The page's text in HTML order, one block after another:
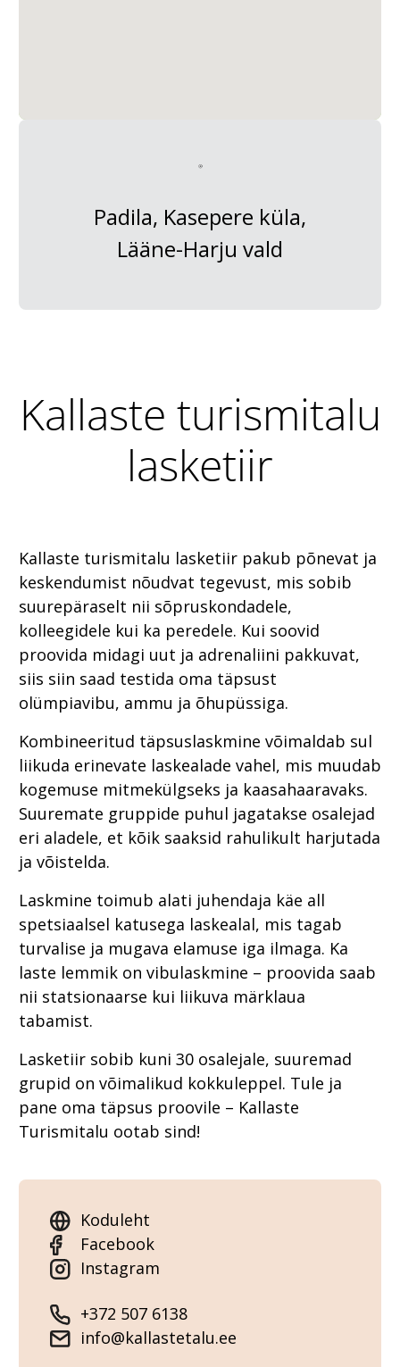
Padila, Kasepere küla,
Lääne-Harju vald
Kallaste turismitalu
lasketiir
Kallaste turismitalu lasketiir pakub põnevat ja
keskendumist nõudvat tegevust, mis sobib
suurepäraselt nii sõpruskondadele,
kolleegidele kui ka peredele. Kui soovid
proovida midagi uut ja adrenaliini pakkuvat,
siis siin saad testida oma täpsust
olümpiavibu, ammu ja õhupüssiga.
Kombineeritud täpsuslaskmine võimaldab sul
liikuda erinevate laskealade vahel, mis muudab
kogemuse mitmekülgseks ja kaasahaaravaks.
Suuremate gruppide puhul jagatakse osalejad
eri aladele, et kõik saaksid rahulikult harjutada
ja võistelda.
Laskmine toimub alati juhendaja käe all
spetsiaalsel katusega laskealal, mis tagab
turvalise ja mugava elamuse iga ilmaga. Ka
laste lemmik on vibulaskmine – proovida saab
nii statsionaarse kui liikuva märklaua
tabamist.
Lasketiir sobib kuni 30 osalejale, suuremad
grupid on võimalikud kokkuleppel. Tule ja
pane oma täpsus proovile – Kallaste
Turismitalu ootab sind!
Koduleht
Facebook
Instagram
+372 507 6138
info@kallastetalu.ee